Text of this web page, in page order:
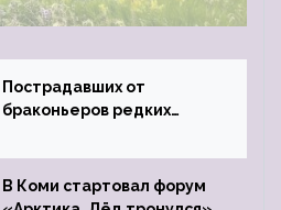
Пострадавших от
браконьеров редких
Ростовский зоопарк
В Коми стартовал форум